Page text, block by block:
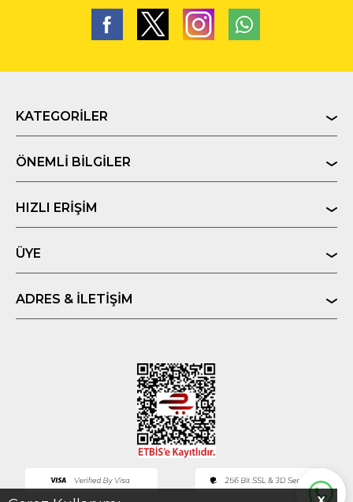
KATEGORILER
ÖNEMLI BILGILER
HIZLI ERIŞIM
ÜYE
ADRES & İLETIŞIM